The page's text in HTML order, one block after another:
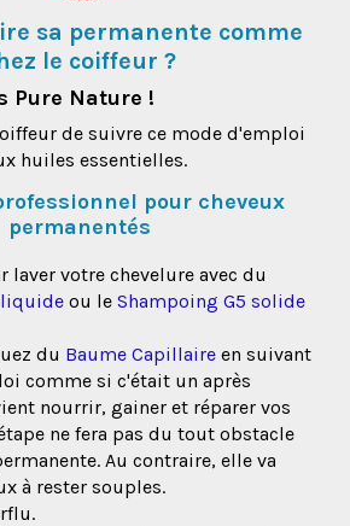
sa permanente comme
le coiffeur ?
Pure Nature !
de suivre ce mode d'emploi
huiles essentielles.
pour cheveux
permanentés
laver votre chevelure avec du
liquide ou le Shampoing G5 solide
du Baume Capillaire en suivant
comme si c'était un après
nourrir, gainer et réparer vos
ne fera pas du tout obstacle
Au contraire, elle va
à rester souples.